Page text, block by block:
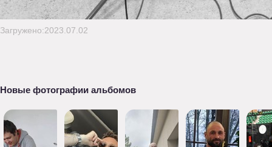
Загружено:2023.07.02
Новые фотографии альбомов